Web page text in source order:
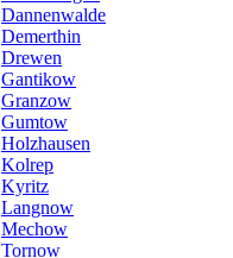
Dannenwalde
Demerthin
Drewen
Gantikow
Granzow
Gumtow
Holzhausen
Kolrep
Kyritz
Langnow
Mechow
Tornow